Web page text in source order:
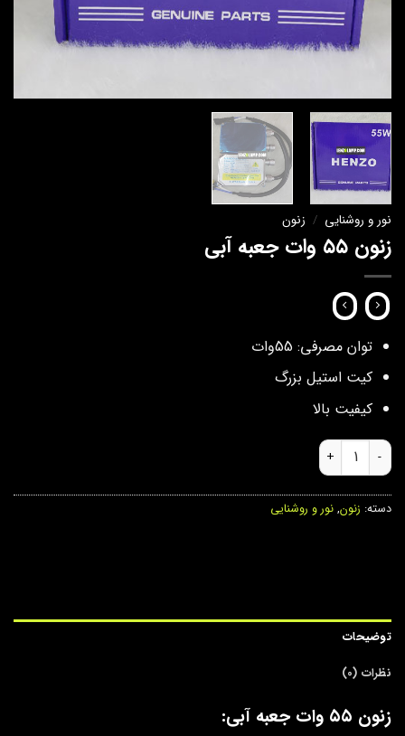
نور و روشنایی / زنون
زنون ۵۵ وات جعبه آبی
توان مصرفی: 55وات
کیت استیل بزرگ
کیفیت بالا
زنون ۵۵ وات جعبه آبی عدد
دسته: زنون, نور و روشنایی
توضیحات
نظرات (0)
زنون ۵۵ وات جعبه آبی: